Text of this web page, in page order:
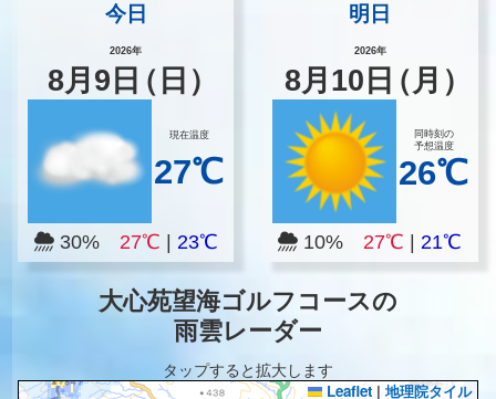
今日
2026年
8月 9 日（日）
現在温度
27℃
30% 27℃ 23℃
明日
2026年
8月 10 日（月）
同時刻の
予想温度
26℃
10%27℃ |21℃
大心苑望海ゴルフコースの
雨雲レーダー
タップすると拡大します
Leaflet | 地理院タイル